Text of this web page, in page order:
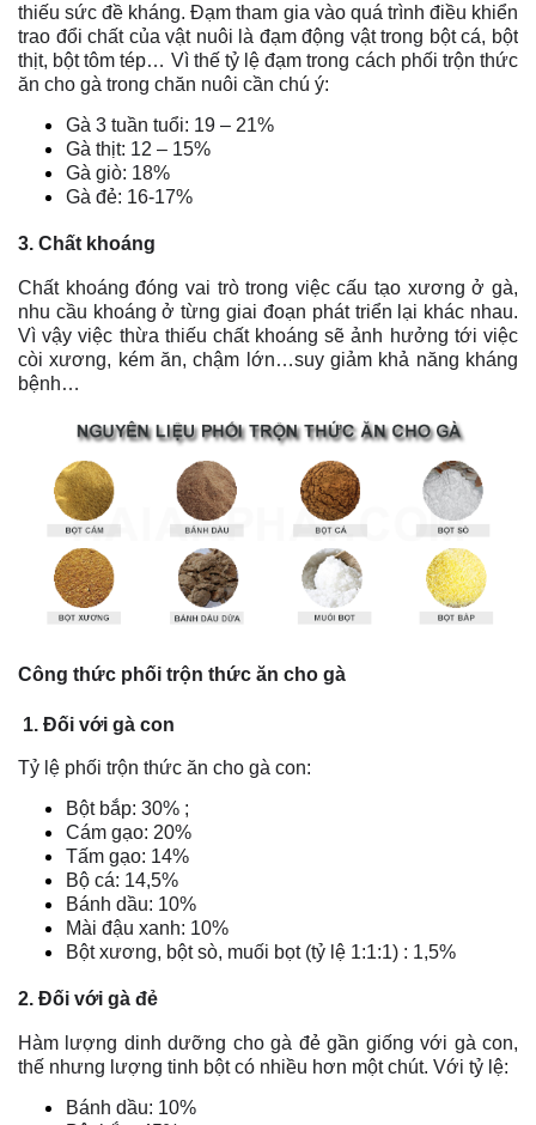
thiếu sức đề kháng. Đạm tham gia vào quá trình điều khiển
trao đổi chất của vật nuôi là đạm động vật trong bột cá, bột
thịt, bột tôm tép… Vì thế tỷ lệ đạm trong cách phối trộn thức
ăn cho gà trong chăn nuôi cần chú ý:
Gà 3 tuần tuổi: 19 – 21%
Gà thịt: 12 – 15%
Gà giò: 18%
Gà đẻ: 16-17%
3. Chất khoáng
Chất khoáng đóng vai trò trong việc cấu tạo xương ở gà,
nhu cầu khoáng ở từng giai đoạn phát triển lại khác nhau.
Vì vậy việc thừa thiếu chất khoáng sẽ ảnh hưởng tới việc
còi xương, kém ăn, chậm lớn…suy giảm khả năng kháng
bệnh…
Công thức phối trộn thức ăn cho gà
1. Đối với gà con
Tỷ lệ phối trộn thức ăn cho gà con:
Bột bắp: 30% ;
Cám gạo: 20%
Tấm gạo: 14%
Bộ cá: 14,5%
Bánh dầu: 10%
Mài đậu xanh: 10%
Bột xương, bột sò, muối bọt (tỷ lệ 1:1:1) : 1,5%
2. Đối với gà đẻ
Hàm lượng dinh dưỡng cho gà đẻ gần giống với gà con,
thế nhưng lượng tinh bột có nhiều hơn một chút. Với tỷ lệ:
Bánh dầu: 10%